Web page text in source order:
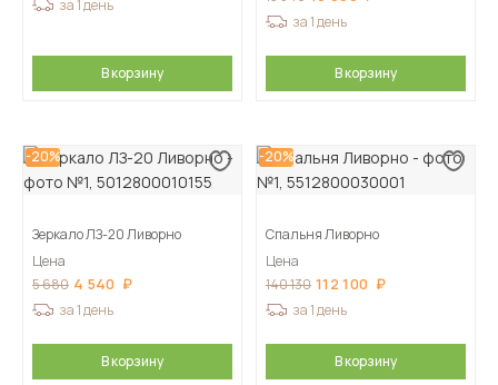
за 1 день
В корзину
за 1 день
В корзину
-20%
Зеркало ЛЗ-20 Ливорно
Цена
5 680 4 540
за 1 день
В корзину
-20%
Спальня Ливорно
Цена
140 130 112 100
за 1 день
В корзину